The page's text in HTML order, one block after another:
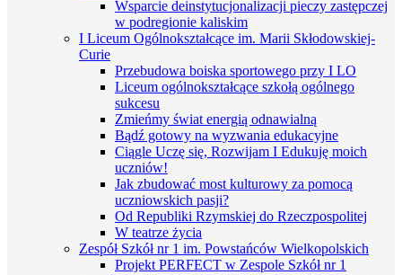
Wsparcie deinstytucjonalizacji pieczy zastępczej
w podregionie kaliskim
I Liceum Ogólnokształcące im. Marii Skłodowskiej-
Curie
Przebudowa boiska sportowego przy I LO
Liceum ogólnokształcące szkołą ogólnego
sukcesu
Zmieńmy świat energią odnawialną
Bądź gotowy na wyzwania edukacyjne
Ciągle Uczę się, Rozwijam I Edukuję moich
uczniów!
Jak zbudować most kulturowy za pomocą
uczniowskich pasji?
Od Republiki Rzymskiej do Rzeczpospolitej
W teatrze życia
Zespół Szkół nr 1 im. Powstańców Wielkopolskich
Projekt PERFECT w Zespole Szkół nr 1